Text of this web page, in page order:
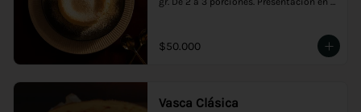
$50.000
Vasca Clásica